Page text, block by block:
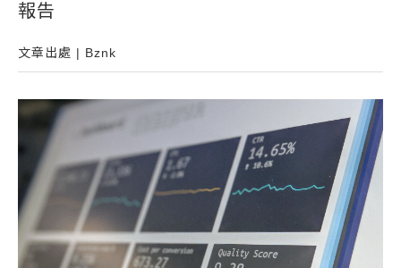
企業專案融資
平台操作
知識專區
平台介紹
報告
文章出處 | Bznk